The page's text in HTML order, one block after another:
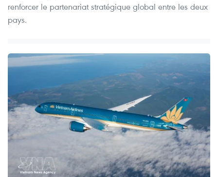
renforcer le partenariat stratégique global entre les deux
pays.